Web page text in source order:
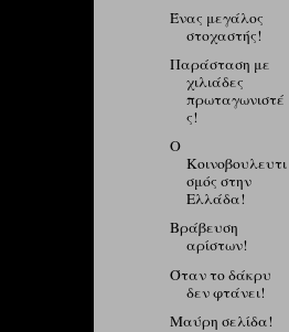
Ένας μεγάλος
στοχαστής!
Παράσταση με
χιλιάδες
πρωταγωνιστέ
ς!
Ο
Κοινοβουλευτι
σμός στην
Ελλάδα!
Βράβευση
αρίστων!
Όταν το δάκρυ
δεν φτάνει!
Μαύρη σελίδα!